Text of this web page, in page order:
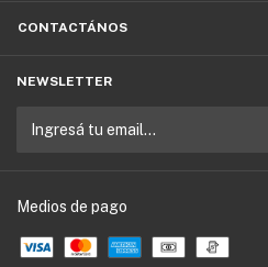
CONTACTÁNOS
NEWSLETTER
Medios de pago